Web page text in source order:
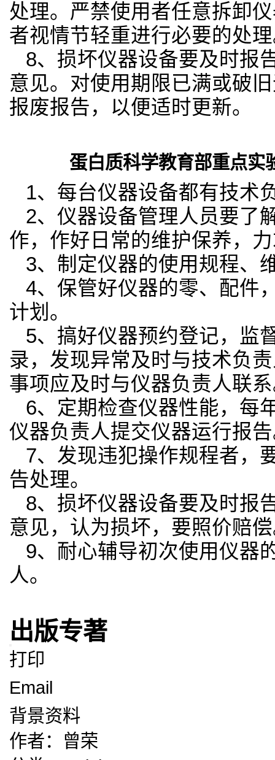
处理。严禁使用者任意拆卸
者视情节轻重进行必要的处
8、损坏仪器设备要及时报
意见。对使用期限已满或破
报废报告，以便适时更新。
蛋白质科学教育部重点实
1、每台仪器设备都有技术
2、仪器设备管理人员要了
作，作好日常的维护保养，
3、制定仪器的使用规程、
4、保管好仪器的零、配件
计划。
5、搞好仪器预约登记，监
录，发现异常及时与技术负
事项应及时与仪器负责人联
6、定期检查仪器性能，每
仪器负责人提交仪器运行报
7、发现违犯操作规程者，
告处理。
8、损坏仪器设备要及时报
意见，认为损坏，要照价赔
9、耐心辅导初次使用仪器
人。
出版专著
打印
Email
背景资料
作者： 曾荣